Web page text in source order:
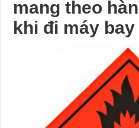
mang theo
khi đi máy bay